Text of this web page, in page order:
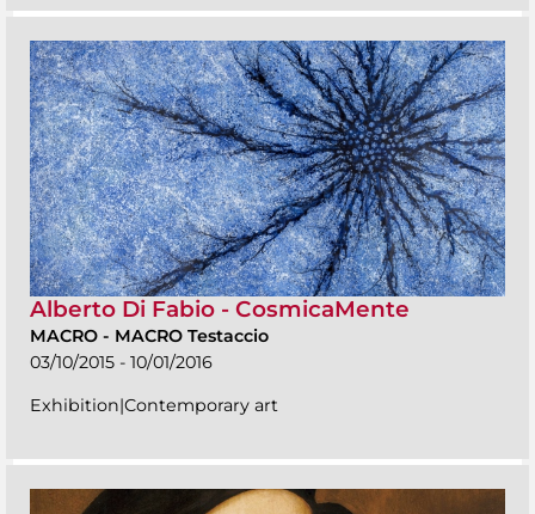
Alberto Di Fabio - CosmicaMente
MACRO - MACRO Testaccio
03/10/2015 - 10/01/2016
Exhibition|Contemporary art